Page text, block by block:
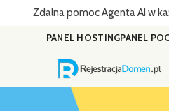
Zdalna pomoc Agenta AI w
PANEL HOSTINGPANEL